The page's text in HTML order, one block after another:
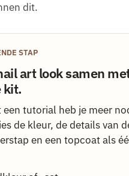
dit.
STAP
art look samen
kit.
tutorial heb je meer
de kleur, de details van
en een topcoat als